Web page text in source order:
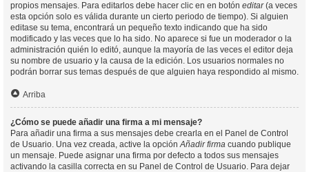
propios mensajes. Para editarlos debe hacer clic en en botón editar(a veces
esta opción solo es válida durante un cierto periodo de tiempo). Si alguien
editase su tema, encontrará un pequeño texto indicando que ha sido
modificado y las veces que lo ha sido. No aparece si fue un moderador o la
administración quién lo editó, aunque la mayoría de las veces el editor deja
su nombre de usuario y la causa de la edición. Los usuarios normales no
podrán borrar sus temas después de que alguien haya respondido al mismo.
Arriba
¿Cómo se puede añadir una firma a mi mensaje?
Para añadir una firma a sus mensajes debe crearla en el Panel de Control
de Usuario. Una vez creada, active la opciónAñadir firma cuando publique
un mensaje. Puede asignar una firma por defecto a todos sus mensajes
activando la casilla correcta en su Panel de Control de Usuario. Para dejar